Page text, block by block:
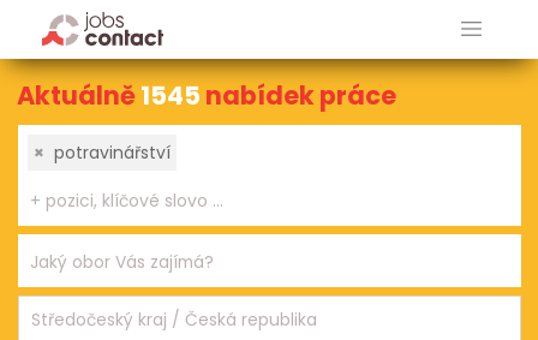
Aktuálně1545 nabídek práce
× potravinářství